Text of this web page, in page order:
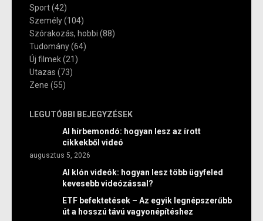
Sport(42)
Személy(104)
Szórakozás, hobbi (88)
Tudomány(64)
Új filmek(21)
Utazas (73)
Zene (55)
LEGUTÓBBI BEJEGYZÉSEK
AI hírbemondó: hogyan lesz az írott
cikkekből videó
augusztus 5, 2026
AI klón videók: hogyan lesz több ügyfeled
kevesebb videózással?
ETF befektetések – Az egyik legnépszerűbb
út a hosszú távú vagyonépítéshez